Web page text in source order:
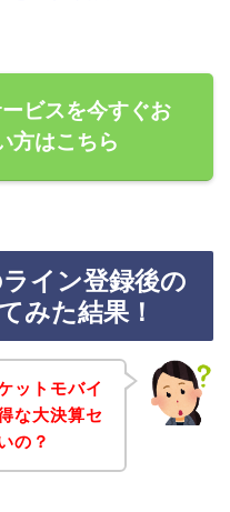
ビスを今すぐお
方はこちら
イン登録後の
みた結果！
ットモバイ
な大決算セ
の？